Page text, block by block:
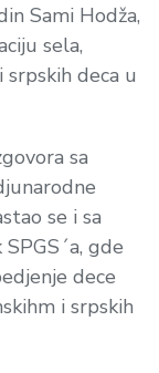
Sami Hodža,
sela,
deca u
sa
se i sa
gde
dece
i srpskih